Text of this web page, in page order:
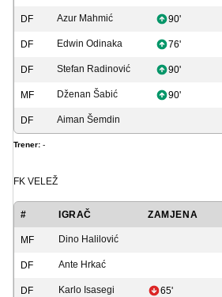
DF Azur Mahmić 90'
DF Edwin Odinaka 76'
DF Stefan Radinović 90'
MF Dženan Šabić 90'
DF Aiman Šemdin
Trener: -
FK VELEŽ
# IGRAČ ZAMJENA
MF Dino Halilović
DF Ante Hrkać
DF Karlo Isasegi 65'